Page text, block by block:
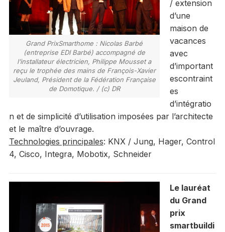
Grand PrixSmarthome : Nicolas Barbé
(entreprise EDI Barbé) accompagné de
l’installateur électricien, Philippe Mousset a
reçu le trophée des mains de François-Xavier
Jeuland, Président de la Fédération Française
de Domotique. / (c) DR
/ extension
d’une
maison de
vacances
avec
d’important
escontraint
es
d’intégratio
n et de simplicité d’utilisation imposées par l’architecte
et le maître d’ouvrage.
Technologies principales: KNX / Jung, Hager, Control
4, Cisco, Integra, Mobotix, Schneider
Le lauréat
du Grand
prix
smartbuildi